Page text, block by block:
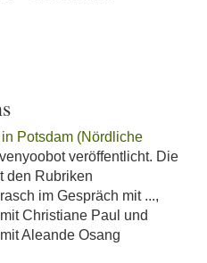
Potsdam (Nördliche
veröffentlicht. Die
den Rubriken
im Gespräch mit ...,
Christiane Paul und
Aleande Osang